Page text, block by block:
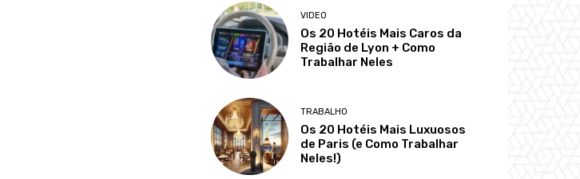
VIDEO
Os 20 Hotéis Mais Caros da
Região de Lyon + Como
Trabalhar Neles
TRABALHO
Os 20 Hotéis Mais Luxuosos
de Paris (e Como Trabalhar
Neles!)